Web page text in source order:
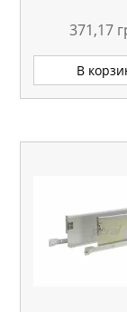
371,17
В